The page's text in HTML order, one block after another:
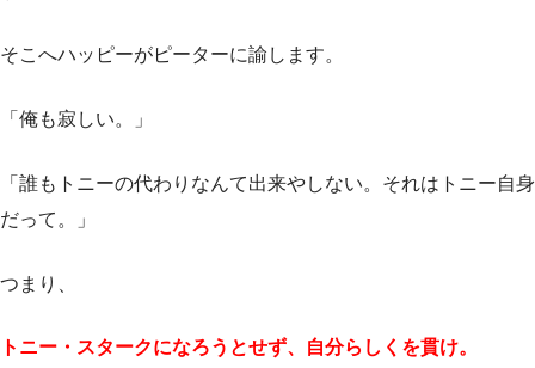
そこへハッピーがピーターに諭します。
「俺も寂しい。」
「誰もトニーの代わりなんて出来やしない。それはトニー自身
だって。」
つまり、
トニー・スタークになろうとせず、自分らしくを貫け。